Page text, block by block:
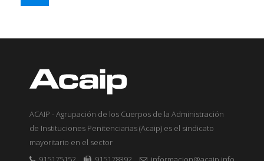
ACAIP - Agrupación de los Cuerpos de la Administración
de Instituciones Penitenciarias (Acaip) es el sindicato
mayoritario en el sector